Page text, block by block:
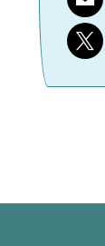
Mail